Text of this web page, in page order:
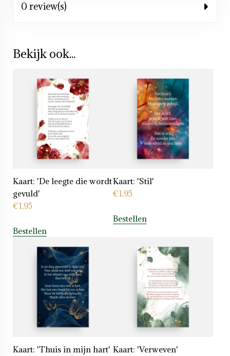
0 review(s)
Bekijk ook...
Kaart: 'De leegte die wordt
gevuld'
€1,95
Bestellen
Kaart: 'Stil'
€1,95
Bestellen
Kaart: 'Thuis in mijn hart' Kaart: 'Verweven'